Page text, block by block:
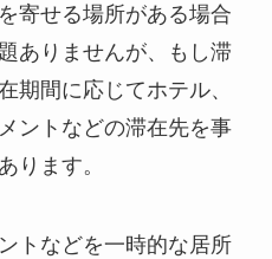
寄せる場所がある場合
ありませんが、もし滞
期間に応じてホテル、
ントなどの滞在先を事
ります。
トなどを一時的な居所